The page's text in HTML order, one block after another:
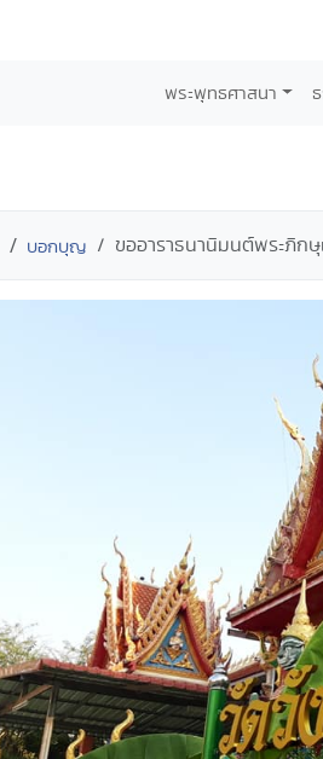
พระพุทธศาสนา
บอกบุญ ขออาราธนานิมนต์พระภิก